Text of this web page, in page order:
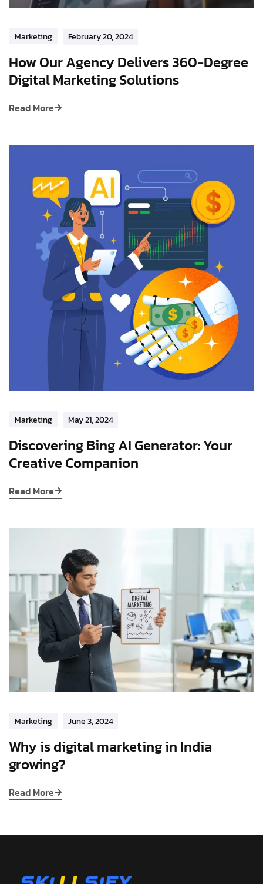
Marketing February 20, 2024
How Our Agency Delivers 360-Degree
Digital Marketing Solutions
Read More
Marketing May 21, 2024
Discovering Bing AI Generator: Your
Creative Companion
Read More
Marketing June 3, 2024
Why is digital marketing in India
growing?
Read More